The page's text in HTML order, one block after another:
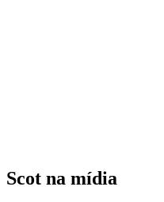
Scot na mídia